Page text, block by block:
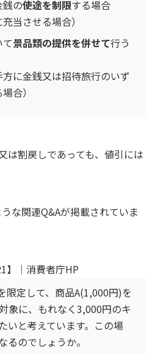
の使途を制限する場合
当させる場合）
景品類の提供を併せて行う
に金銭又は招待旅行のいず
合）
は割戻しであっても、値引には
な関連Q&Aが掲載されていま
】｜消費者庁HP
限定して、商品A(1,000円)を
象に、もれなく3,000円のキ
いと考えています。この場
るのでしょうか。